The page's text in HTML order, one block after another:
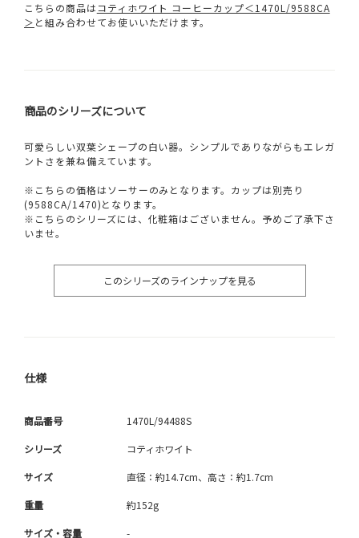
こちらの商品はコティホワイト コーヒーカップ＜1470L/9588CA
＞ と組み合わせてお使いいただけます。
商品のシリーズについて
可愛らしい双葉シェープの白い器。シンプルでありながらもエレガ
ントさを兼ね備えています。
※こちらの価格はソーサーのみとなります。カップは別売り
(9588CA/1470)となります。
※こちらのシリーズには、化粧箱はございません。予めご了承下さ
いませ。
このシリーズのラインナップを見る
仕様
商品番号 1470L/94488S
シリーズ コティホワイト
サイズ 直径：約14.7cm、高さ：約1.7cm
重量 約152g
サイズ・容量 -